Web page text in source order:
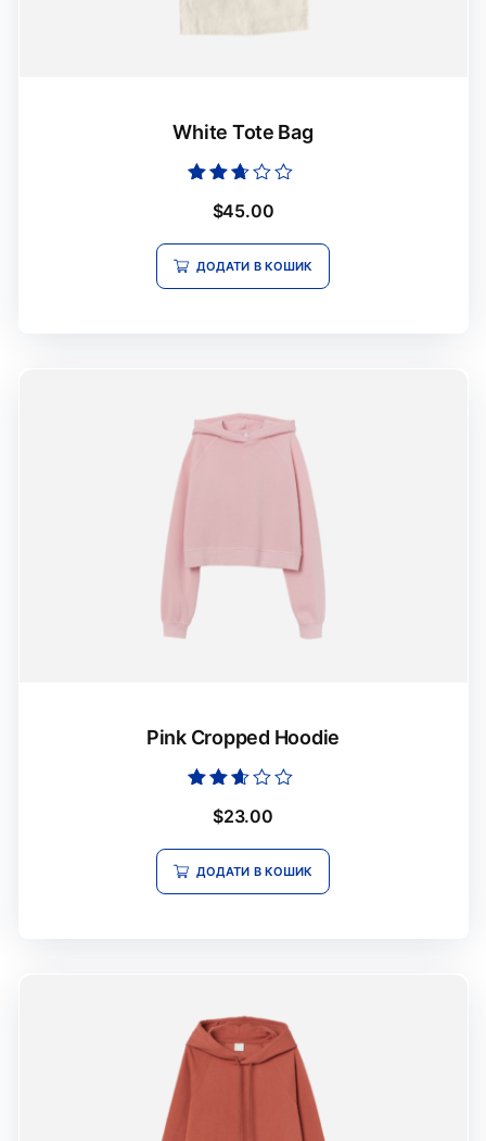
White Tote Bag
в
з 5
$45.00
ДОДАТИ В КОШИК
Pink Cropped Hoodie
в
з 5
$23.00
ДОДАТИ В КОШИК